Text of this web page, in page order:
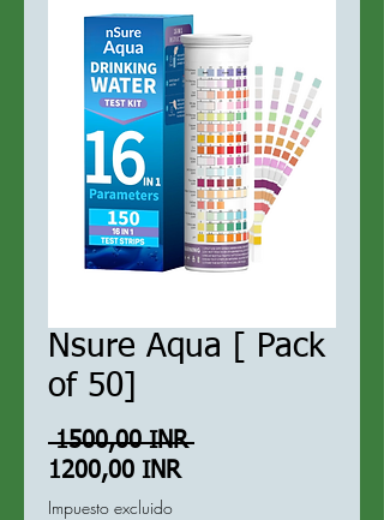
Nsure Aqua [ Pack
of 50]
1500,00 INR Precio
1200,00 INRPrecio
Impuesto excluido